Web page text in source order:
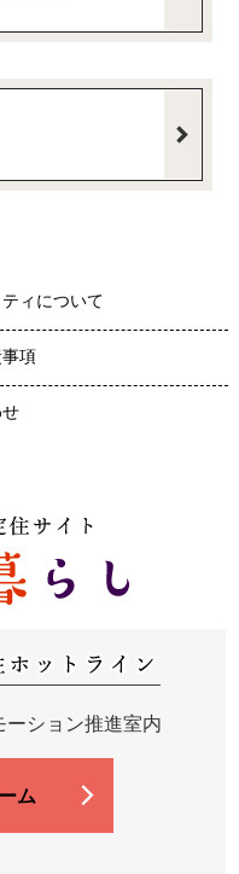
ィについて
項
ション推進室内
ム